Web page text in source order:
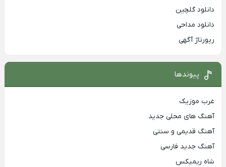
دانلود گلچین
دانلود مداحی
رپورتاژ آگهی
پیوندها
غرب موزیک
آهنگ های محلی جدید
آهنگ قدیمی و سنتی
آهنگ جدید فارسی
شاه ریمیکس